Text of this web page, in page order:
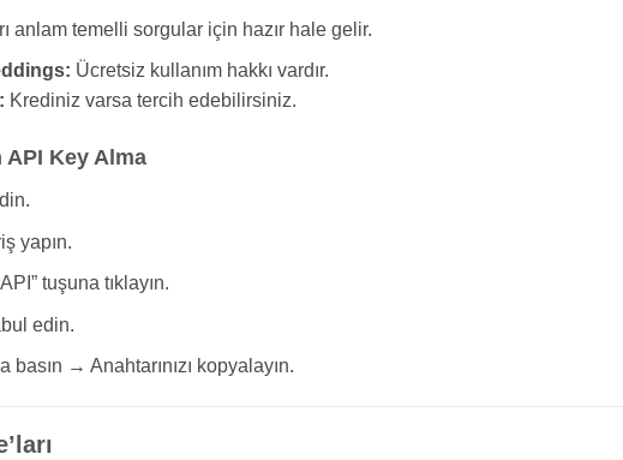
anlam temelli sorgular için hazır hale gelir.
Ücretsiz kullanım hakkı vardır.
Krediniz varsa tercih edebilirsiniz.
API Key Alma
yapın.
tuşuna tıklayın.
edin.
basın → Anahtarınızı kopyalayın.